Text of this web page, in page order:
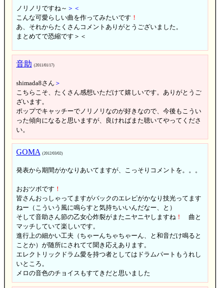
ノリノリですね～ ＞＜
こんな可愛らしい曲を作ってみたいです ！
あ、それからたくさんコメントありがとうございました。
まとめてで恐縮です＞＜
音助 (2011/01/17)
shimada8さん ＞
こちらこそ、たくさん感想いただけて嬉しいです。ありがとうご
ざいます。
ポップでキャッチーでノリノリなのが好きなので、今後もこうい
った傾向になると思いますが、良ければまた聴いてやってくださ
い。
GOMA (2012/03/02)
発表から期間がかなりあいてますが、こっそりコメントを。。。
おおツボです ！
皆さんおっしゃってますがバックのエレピがかなり技光ってます
ねー（こういう風に鳴らすと気持ちいいんだなー、と）
そして音助さん節の乙女心炸裂がまたニヤニヤしますね ！
曲と
マッチしていて楽しいです。
進行上の細かい工夫（ちゃーんちゃちゃーん、と和音だけ鳴ると
ことか）が随所にされてて聞き応えあります。
エレクトリックドラム愛を持つ者としてはドラムパートもうれし
いところ。
メロの音色のチョイスもすてきだと思いました